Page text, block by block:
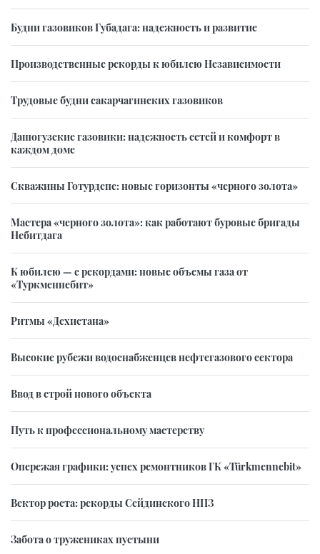
Будни газовиков Губадага: надежность и развитие
Производственные рекорды к юбилею Независимости
Трудовые будни сакарчагинских газовиков
Дашогузские газовики: надежность сетей и комфорт в
каждом доме
Скважины Готурдепе: новые горизонты «черного золота»
Мастера «черного золота»: как работают буровые бригады
Небитдага
К юбилею — с рекордами: новые объемы газа от
«Туркменнебит»
Ритмы «Дехистана»
Высокие рубежи водоснабженцев нефтегазового сектора
Ввод в строй нового объекта
Путь к профессиональному мастерству
Опережая графики: успех ремонтников ГК «Türkmennebit»
Вектор роста: рекорды Сейдинского НПЗ
Забота о тружениках пустыни